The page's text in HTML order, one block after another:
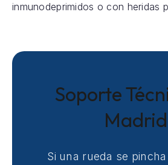
inmunodeprimidos o con heridas
Soporte
Madrid
Si una rueda se